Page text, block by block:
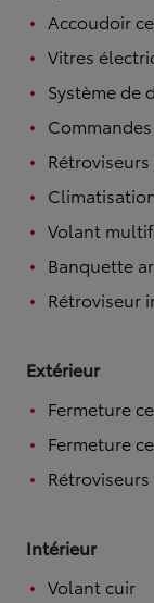
Accoudoir
Vitres
Système de
Volant
Banquette
Rétroviseur
Extérieur
Fermeture
Fermeture
Intérieur
Volant cuir